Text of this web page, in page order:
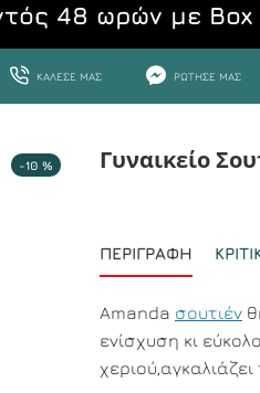
48 ωρών με Box
ΚΆΛΕΣΕ ΜΑΣ ΡΏΤΗΣΕ ΜΑΣ
-10 % Γυναικείο
ΠΕΡΙΓΡΑΦΉ
Amanda σουτιέν
ενίσχυση κι